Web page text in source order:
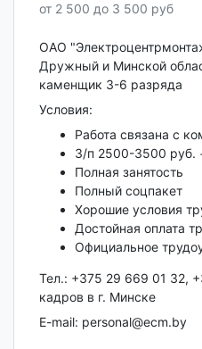
от 2 500 до 3 500 руб
ОАО
Дружный и Минской
каменщик 3-6 разряда
Условия:
Работа связана с
З/п 2500-3500 руб.
Полная занятость
Полный соцпакет
Хорошие условия
Достойная оплата
Официальное
Тел.: +375 29 669 01 32,
кадров в г. Минске
E-mail: personal@ecm.by